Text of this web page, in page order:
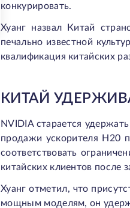
конкурировать.
Хуанг назвал Китай
печально известной
квалификация китайских
КИТАЙ
NVIDIA старается
продажи ускорителя H20
соответствовать
китайских клиентов после
Хуанг отметил, что
мощным моделям, он